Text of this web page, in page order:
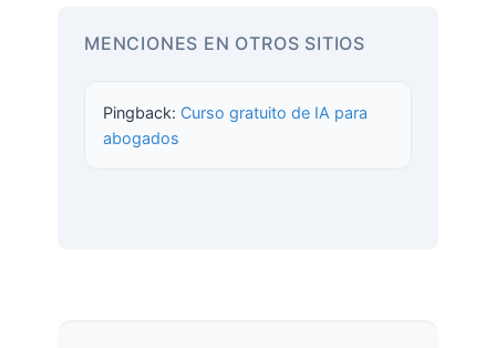
MENCIONES EN OTROS SITIOS
Pingback: Curso gratuito de IA para
abogados